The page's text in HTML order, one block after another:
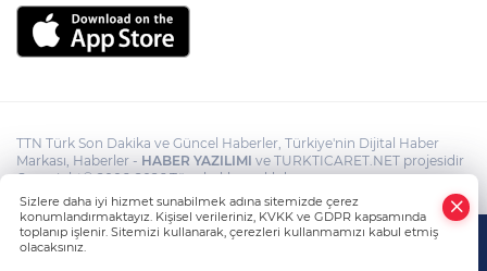
TTN Türk Son Dakika ve Güncel Haberler, Türkiye'nin Dijital Haber
Markası, Haberler - HABER YAZILIMI ve TURKTICARET.NET projesidir
Copyright© 2006-2026 Tüm hakları saklıdır.
Sizlere daha iyi hizmet sunabilmek adına sitemizde çerez
konumlandırmaktayız. Kişisel verileriniz, KVKK ve GDPR kapsamında
toplanıp işlenir. Sitemizi kullanarak, çerezleri kullanmamızı kabul etmiş
olacaksınız.